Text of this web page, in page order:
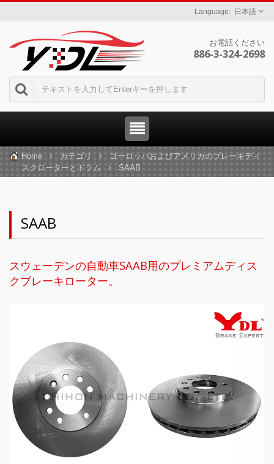
日本語
お電話ください
886-3-324-2698
Home カテゴリ
ヨーロッパおよびアメリカのブレーキディ
スクローターとドラム
SAAB
SAAB
スウェーデンの自動車SAAB用のプレミアムディス
クブレーキローター。